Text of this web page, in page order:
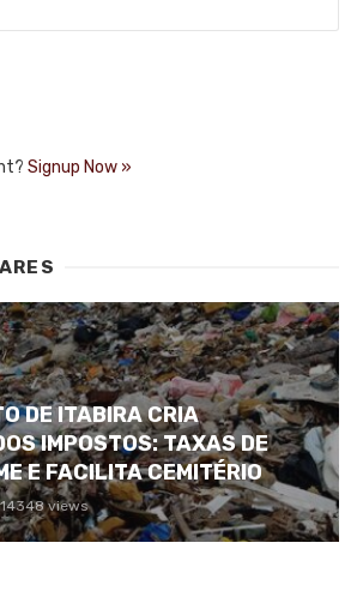
Signup Now »
DE ITABIRA CRIA
IMPOSTOS: TAXAS DE
E FACILITA CEMITÉRIO
14348 views